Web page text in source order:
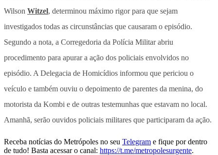
Wilson Witzel, determinou máximo rigor para que sejam
investigados todas as circunstâncias que causaram o episódio.
Segundo a nota, a Corregedoria da Polícia Militar abriu
procedimento para apurar a ação dos policiais envolvidos no
episódio. A Delegacia de Homicídios informou que periciou o
veículo e também ouviu o depoimento de parentes da menina, do
motorista da Kombi e de outras testemunhas que estavam no local.
Amanhã, serão ouvidos policiais militares que participaram da ação.
Receba notícias do Metrópoles no seu Telegram e fique por dentro
de tudo! Basta acessar o canal: https://t.me/metropolesurgente.